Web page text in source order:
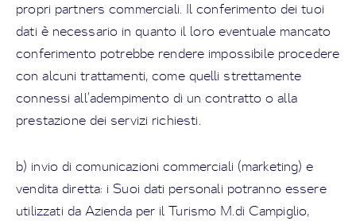
propri partners commerciali. Il conferimento dei tuoi
dati è necessario in quanto il loro eventuale mancato
conferimento potrebbe rendere impossibile procedere
con alcuni trattamenti, come quelli strettamente
connessi all’adempimento di un contratto o alla
prestazione dei servizi richiesti.
b) invio di comunicazioni commerciali (marketing) e
vendita diretta: i Suoi dati personali potranno essere
utilizzati da Azienda per il Turismo M.di Campiglio,